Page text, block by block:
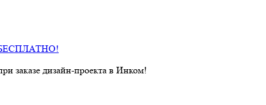
заказе дизайн‑проекта в Инком!